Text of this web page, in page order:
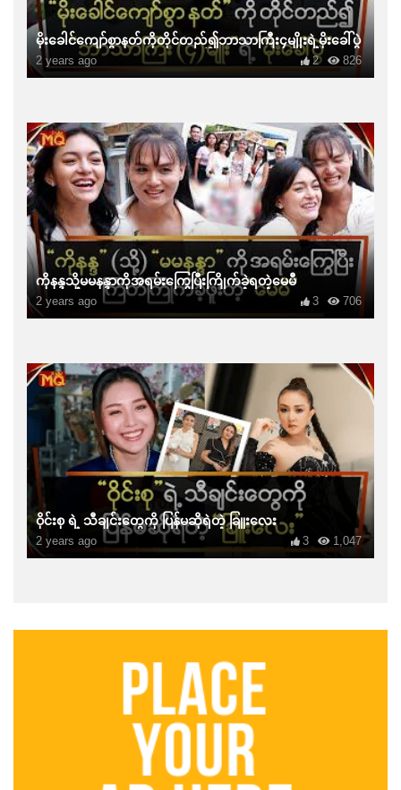
မိုးခေါင်ကျော်စွာနတ်ကိုတိုင်တည်၍ဘာသာကြီး၄မျိုးရဲ့မိုးခေါ်ပွဲ
2 years ago 826
2
ကိုနန္ဒသို့မမနန္ဒာကိုအရမ်းကြွေပြီးကြိုက်ခဲ့ရတဲ့မေမီ
2 years ago 706
3
ဝိုင်းစု ရဲ့ သီချင်းတွေကို ပြန်မဆိုရဲတဲ့ ခြူးလေး
2 years ago 1,047
3